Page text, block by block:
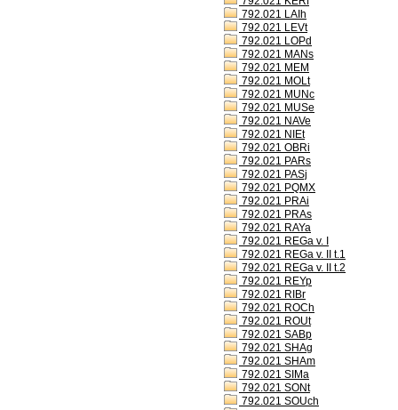
792.021 LAIh
792.021 LEVt
792.021 LOPd
792.021 MANs
792.021 MEM
792.021 MOLt
792.021 MUNc
792.021 MUSe
792.021 NAVe
792.021 NIEt
792.021 OBRi
792.021 PARs
792.021 PASj
792.021 PQMX
792.021 PRAi
792.021 PRAs
792.021 RAYa
792.021 REGa v. I
792.021 REGa v. II t.1
792.021 REGa v. II t.2
792.021 REYp
792.021 RIBr
792.021 ROCh
792.021 ROUt
792.021 SABp
792.021 SHAg
792.021 SHAm
792.021 SIMa
792.021 SONt
792.021 SOUch